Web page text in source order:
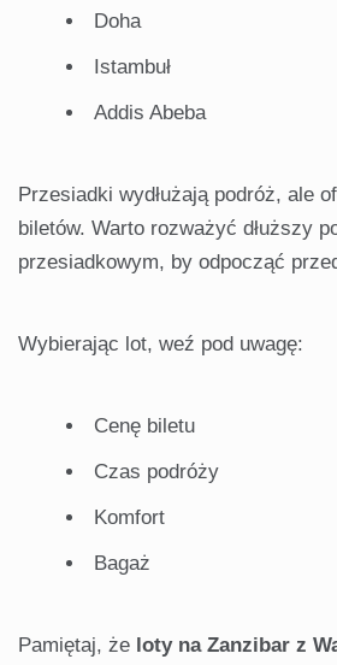
Doha
Istambuł
Addis Abeba
Przesiadki wydłużają podróż, ale
biletów. Warto rozważyć dłuższy
przesiadkowym, by odpocząć
Wybierając lot, weź pod uwagę:
Cenę biletu
Czas podróży
Komfort
Bagaż
Pamiętaj, że loty na Zanzibar z